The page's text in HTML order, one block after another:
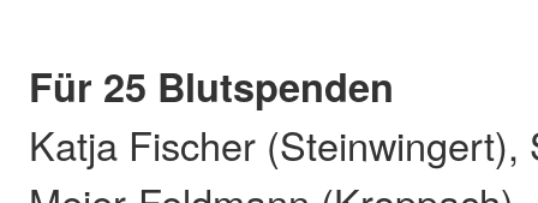
Für 25 Blutspenden
Katja Fischer (Steinwingert),